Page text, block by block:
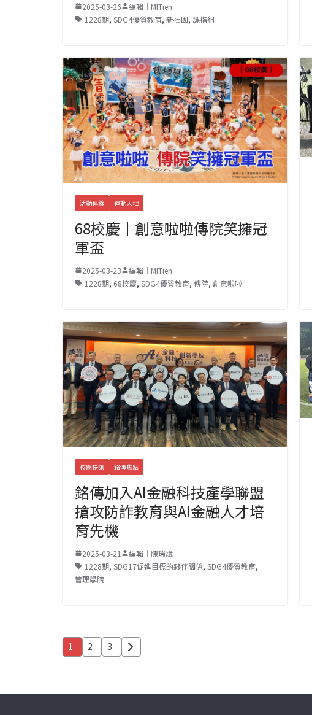
2025-03-26
編輯｜MITien
1228期, SDG4優質教育, 新社團, 課指組
活動連線 運動天地
68校慶｜創意啦啦傳院笑擁冠
軍盃
2025-03-23
編輯｜MITien
1228期, 68校慶, SDG4優質教育, 傳院, 創意啦啦
校園快訊 銘傳焦點
銘傳加入AI金融科技產學聯盟
搶攻防詐教育與AI金融人才培
育先機
2025-03-21
編輯｜陳瑞斌
1228期, SDG17促進目標的夥伴關係, SDG4優質教育,
管理學院
文
分
1 2 3